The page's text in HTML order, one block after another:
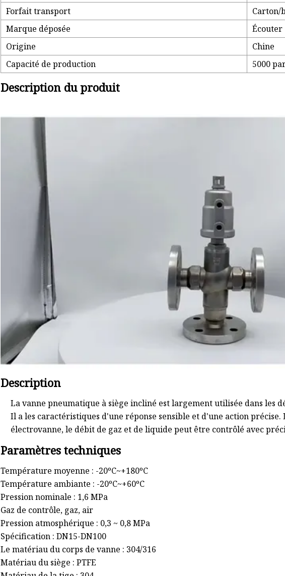
Forfait transport
Carton/
Marque déposée
Écouter
Origine
Chine
Capacité de production
5000
Description du produit
Description
La vanne pneumatique à siège incliné est largement utilisée dans les
Il a les caractéristiques d'une réponse sensible et d'une action
électrovanne, le débit de gaz et de liquide peut être contrôlé avec
Paramètres techniques
Température moyenne : -20ºC~+180ºC
Température ambiante : -20ºC~+60ºC
Pression nominale : 1,6 MPa
Gaz de contrôle, gaz, air
Pression atmosphérique : 0,3 ~ 0,8 MPa
Spécification : DN15-DN100
Le matériau du corps de vanne : 304/316
Matériau du siège : PTFE